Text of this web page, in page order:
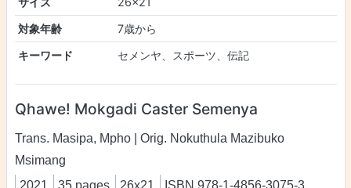
対象年齢
7歳から
キーワード
セメンヤ、スポーツ、伝記
Qhawe! Mokgadi Caster Semenya
Trans. Masipa, Mpho | Orig. Nokuthula Mazibuko
Msimang